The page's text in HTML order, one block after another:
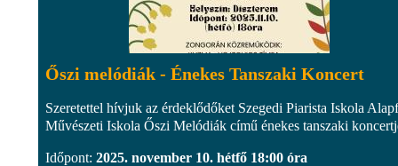
Őszi melódiák - Énekes Tanszaki Koncert
Szeretettel hívjuk az érdeklődőket Szegedi Piarista Iskola
Művészeti Iskola Őszi Melódiák című énekes tanszaki
Időpont: 2025. november 10. hétfő 18:00 óra